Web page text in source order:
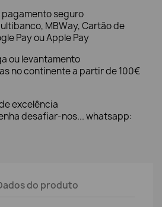
pagamento seguro
MBWay, Cartão de
Pay ou Apple Pay
ou levantamento
no continente a partir de 100€
excelência
desafiar-nos... whatsapp:
do produto